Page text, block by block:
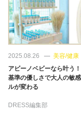
2025.08.26
美容/健康
アビーノベビーなら叶う
基準の優しさで大人の敏
ルが変わる
DRESS編集部